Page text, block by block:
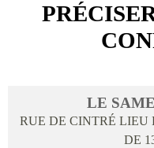
LE
RUE DE CINTRÉ LIEU
DE